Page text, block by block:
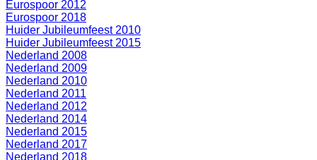
Eurospoor 2012
Eurospoor 2018
Huider Jubileumfeest 2010
Huider Jubileumfeest 2015
Nederland 2008
Nederland 2009
Nederland 2010
Nederland 2011
Nederland 2012
Nederland 2014
Nederland 2015
Nederland 2017
Nederland 2018